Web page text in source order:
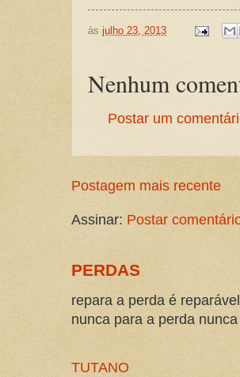
às julho 23, 2013
Nenhum
Postar um
Postagem mais recente
Assinar: Postar
PERDAS
repara a perda é
nunca para a perda
TUTANO